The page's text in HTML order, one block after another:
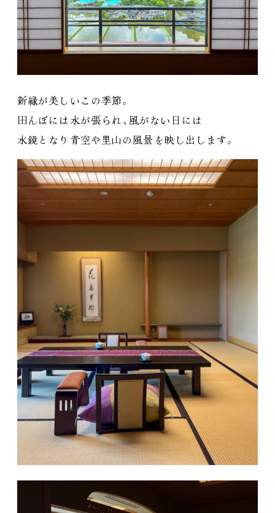
新緑が美しいこの季節。
田んぼには水が張られ、風がない日には
水鏡となり青空や里山の風景を映し出します。